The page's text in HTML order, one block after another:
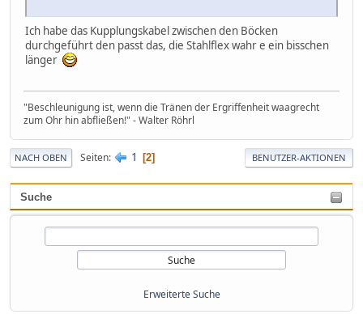
Suche
Erweiterte Suche
Ich habe das Kupplungskabel zwischen den Böcken
durchgeführt den passt das, die Stahlflex wahr e ein bisschen
länger
"Beschleunigung ist, wenn die Tränen der Ergriffenheit waagrecht
zum Ohr hin abfließen!" - Walter Röhrl
NACH OBEN Seiten 1 2 BENUTZER-AKTIONEN